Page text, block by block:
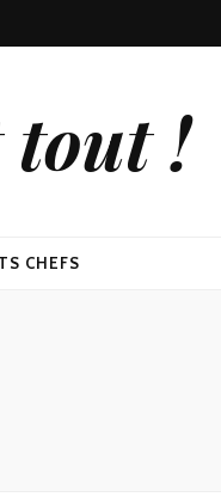
tout !
CHEFS